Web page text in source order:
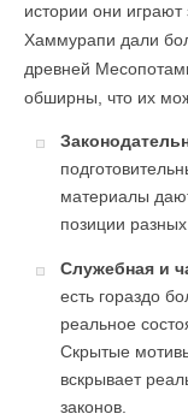
истории они
Хаммурапи дали
древней
обширны, что их
материалы
позиции
Служебная и
есть гораздо
реальное
Скрытые
вскрывает
законов.